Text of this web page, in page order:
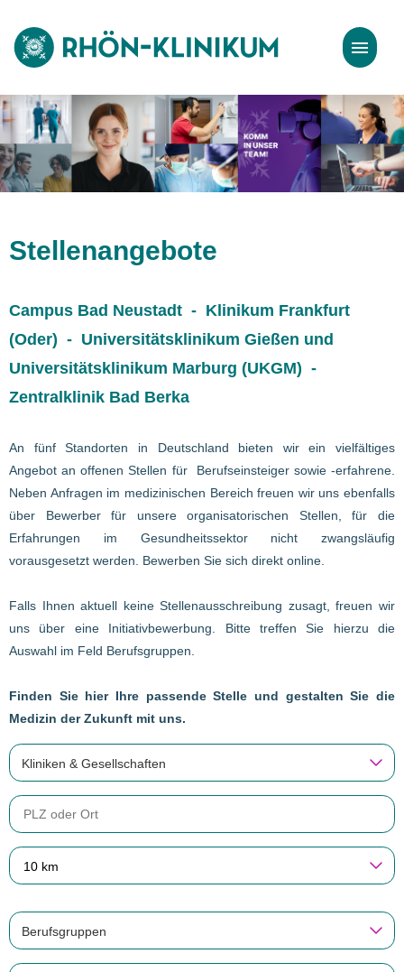
Stellenangebote
Bewerbungstipps
Stellenangebote
Campus Bad Neustadt - Klinikum Frankfurt
(Oder) - Universitätsklinikum Gießen und
Universitätsklinikum Marburg (UKGM) -
Zentralklinik Bad Berka
An fünf Standorten in Deutschland bieten wir ein vielfältiges
Angebot an offenen Stellen für Berufseinsteiger sowie -erfahrene.
Neben Anfragen im medizinischen Bereich freuen wir uns ebenfalls
über Bewerber für unsere organisatorischen Stellen, für die
Erfahrungen im Gesundheitssektor nicht zwangsläufig
vorausgesetzt werden. Bewerben Sie sich direkt online.
Falls Ihnen aktuell keine Stellenausschreibung zusagt, freuen wir
uns über eine Initiativbewerbung. Bitte treffen Sie hierzu die
Auswahl im Feld Berufsgruppen.
Finden Sie hier Ihre passende Stelle und gestalten Sie die
Medizin der Zukunft mit uns.
Kliniken & Gesellschaften
10 km
Berufsgruppen